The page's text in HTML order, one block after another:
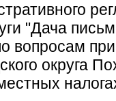
"Дача
вопросам
округа